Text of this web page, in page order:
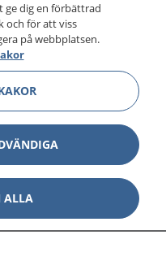
ge dig en förbättrad
och för att viss
på webbplatsen.
ALLA